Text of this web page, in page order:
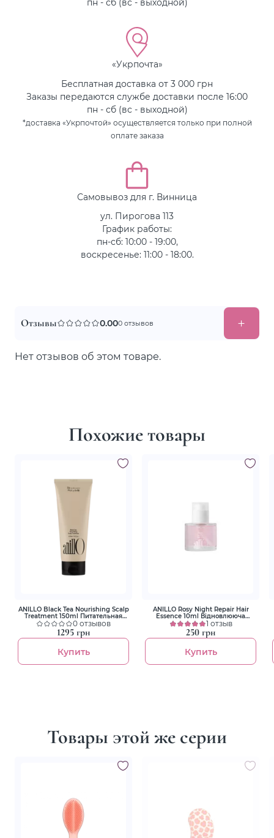
«Укрпочта»
Бесплатная доставка от 3 000 грн
Заказы передаются службе доставки после 16:00
пн - сб (вс - выходной)
*доставка «Укрпочтой» осуществляется только при полной
оплате заказа
Самовывоз для г. Винница
ул. Пирогова 113
График работы:
пн-сб: 10:00 - 19:00,
воскресенье: 11:00 - 18:00.
Отзывы 0.000 отзывов
Нет отзывов об этом товаре.
Похожие товары
ANILLO Black Tea Nourishing Scalp
Treatment 150ml Питательная
укрепляющая маска для волос
0 отзывов
1295 грн
Купить
ANILLO Rosy Night Repair Hair
Essence 10ml Відновлююча
есенція для волосся
1 отзыв
250 грн
Купить
Товары этой же серии